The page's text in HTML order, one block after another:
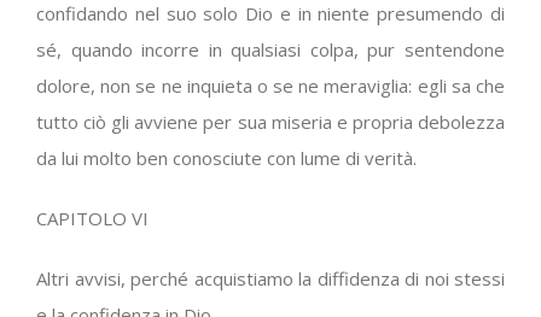
confidando nel suo solo Dio e in niente presumendo di
sé, quando incorre in qualsiasi colpa, pur sentendone
dolore, non se ne inquieta o se ne meraviglia: egli sa che
tutto ciò gli avviene per sua miseria e propria debolezza
da lui molto ben conosciute con lume di verità.
CAPITOLO VI
Altri avvisi, perché acquistiamo la diffidenza di noi stessi